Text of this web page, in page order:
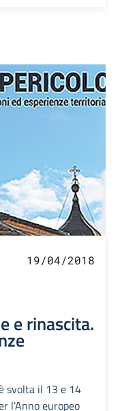
19/04/2018
e rinascita.
svolta il 13 e 14
l'Anno europeo